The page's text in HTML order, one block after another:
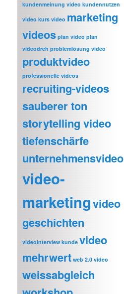
kundenmeinung video kundennutzen
video kurs video marketing
videos plan video plan
videodreh problemlösung video
produktvideo
professionelle videos
recruiting-videos
sauberer ton
storytelling video
tiefenschärfe
unternehmensvideo
video-
marketingvideo
geschichten
videointerview kunde video
mehrwert web 2.0 video
weissabgleich